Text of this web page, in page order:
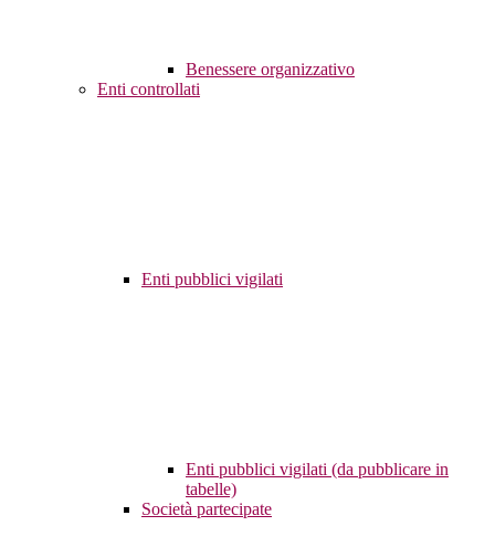
Benessere organizzativo
Enti controllati
Enti pubblici vigilati
Enti pubblici vigilati (da pubblicare in
tabelle)
Società partecipate